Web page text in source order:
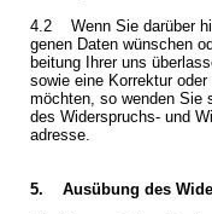
4.2 Wenn Sie dar­über
ge­nen Daten wün­schen
bei­tung Ihrer uns
sowie eine Kor­rek­tur
möch­ten, so wen­den Sie
des Wi­der­spruchs- und
adres­se.
5. Aus­übung des